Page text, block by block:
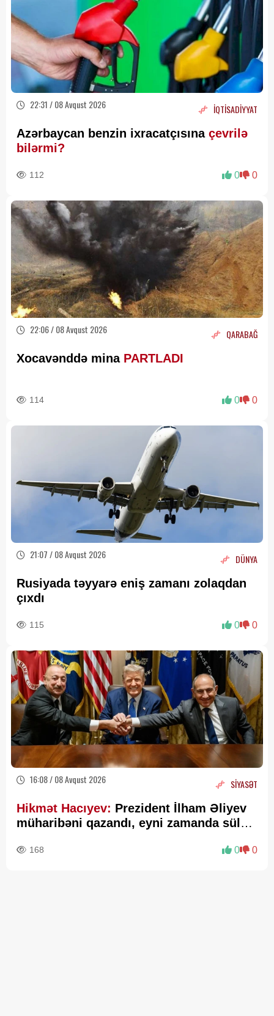
22:31 / 08 Avqust 2026 İQTİSADİYYAT
Azərbaycan benzin ixracatçısınaçevrilə
bilərmi?
112 0 0
22:06 / 08 Avqust 2026 QARABAĞ
Xocavənddə mina PARTLADI
114 0 0
21:07 / 08 Avqust 2026 DÜNYA
Rusiyada təyyarə eniş zamanı zolaqdan
çıxdı
115 0 0
16:08 / 08 Avqust 2026 SİYASƏT
Hikmət Hacıyev: Prezident İlham Əliyev
müharibəni qazandı, eyni zamanda sülhü
168 0 0